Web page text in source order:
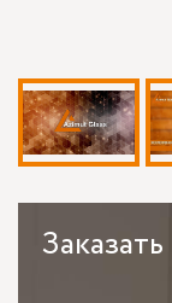
Заказать